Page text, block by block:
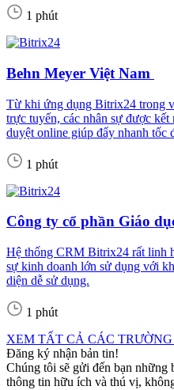
1 phút
Behn Meyer Việt Nam
Từ khi ứng dụng Bitrix24 trong
trực tuyến, các nhân sự được
duyệt online giúp đẩy nhanh tốc
1 phút
Công ty cổ phần Giáo
Hệ thống CRM Bitrix24 rất linh
sự kinh doanh lớn sử dụng với
diện dễ sử dụng.
1 phút
XEM TẤT CẢ CÁC TRƯỜNG
Đăng ký nhận bản tin!
Chúng tôi sẽ gửi đến bạn những
thông tin hữu ích và thú vị,